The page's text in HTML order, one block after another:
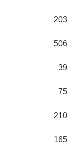
203
506
39
75
210
165